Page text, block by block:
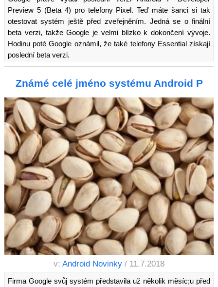
Preview 5 (Beta 4) pro telefony Pixel. Teď máte šanci si tak
otestovat systém ještě před zveřejněním. Jedná se o finální
beta verzi, takže Google je velmi blízko k dokončení vývoje.
Hodinu poté Google oznámil, že také telefony Essential získají
poslední beta verzi.
Známé celé jméno systému Android P
v: Android Novinky / 11.7.2018
Firma Google svůj systém představila už několik měsíc;u před